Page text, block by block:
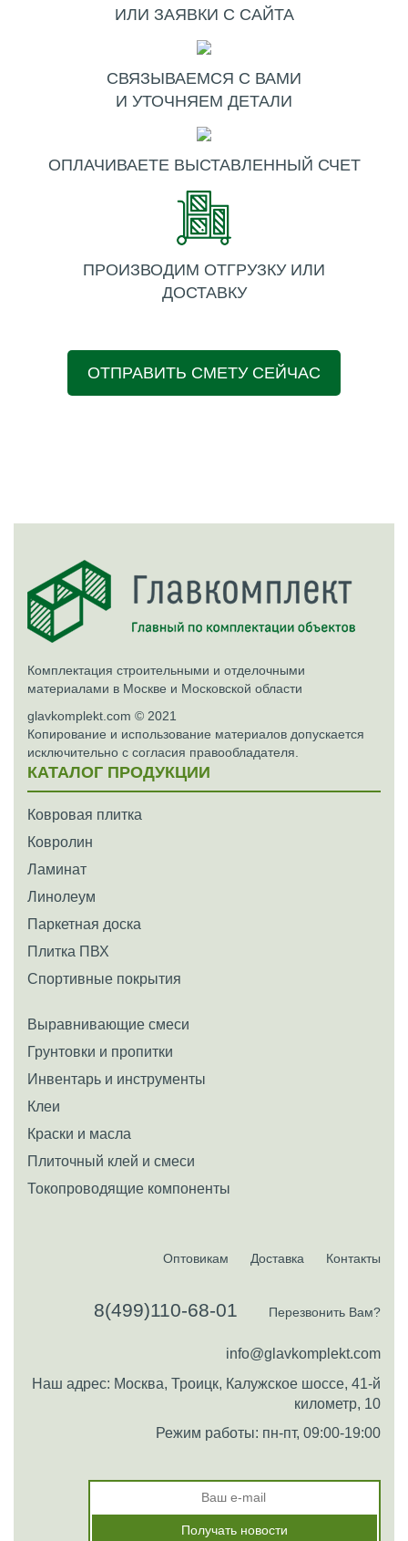
ИЛИ ЗАЯВКИ С САЙТА
СВЯЗЫВАЕМСЯ С ВАМИ
И УТОЧНЯЕМ ДЕТАЛИ
ОПЛАЧИВАЕТЕ ВЫСТАВЛЕННЫЙ СЧЕТ
ПРОИЗВОДИМ ОТГРУЗКУ ИЛИ
ДОСТАВКУ
ОТПРАВИТЬ СМЕТУ СЕЙЧАС
Комплектация строительными и отделочными
материалами в Москве и Московской области
glavkomplekt.com © 2021
Копирование и использование материалов допускается
исключительно с согласия правообладателя.
КАТАЛОГ ПРОДУКЦИИ
Ковровая плитка
Ковролин
Ламинат
Линолеум
Паркетная доска
Плитка ПВХ
Спортивные покрытия
Выравнивающие смеси
Грунтовки и пропитки
Инвентарь и инструменты
Клеи
Краски и масла
Плиточный клей и смеси
Токопроводящие компоненты
Оптовикам Доставка Контакты
8(499)110-68-01 Перезвонить Вам?
info@glavkomplekt.com
Наш адрес: Москва, Троицк, Калужское шоссе, 41-й
километр, 10
Режим работы: пн-пт, 09:00-19:00